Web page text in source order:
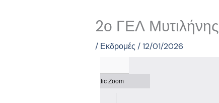
2ο ΓΕΛ Μυτιλήνης
/ Εκδρομές /12/01/2026